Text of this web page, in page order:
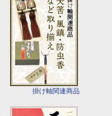
掛け軸関連商品